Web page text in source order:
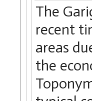
The
recent
areas
the